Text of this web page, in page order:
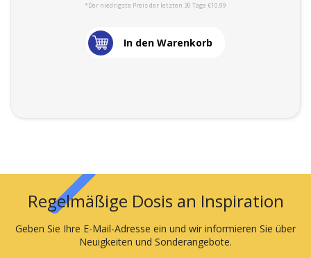
*Der niedrigste Preis der letzten 30 Tage €10,99
In den Warenkorb
Regelmäßige Dosis an Inspiration
Geben Sie Ihre E-Mail-Adresse ein und wir informieren Sie über
Neuigkeiten und Sonderangebote.